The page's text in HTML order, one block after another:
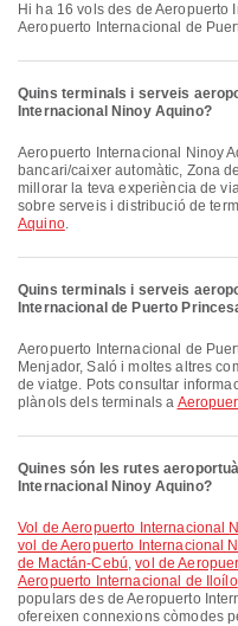
Hi ha 16 vols des de Aeropuerto Internacional Ninoy Aquino fins a
Aeropuerto Internacional de
Quins terminals i serveis
Internacional Ninoy Aquino?
Aeropuerto Internacional Ninoy Aquino ofereix Bus llançadora, Servei
bancari/caixer automàtic, Zona
millorar la teva experiència de
sobre serveis i distribució de
Aquino.
Quins terminals i serveis
Internacional de Puerto
Aeropuerto Internacional de Puerto Princesa ofereix Zona de fumadors,
Menjador, Saló i moltes altres
de viatge. Pots consultar
plànols dels terminals a
Quines són les rutes
Internacional Ninoy Aquino?
vol de Aeropuerto Internacional
vol de Aeropuerto Internacional
de Mactán-Cebú,vol de
Aeropuerto Internacional de Iloílo
populars des de Aeropuerto
ofereixen connexions còmodes